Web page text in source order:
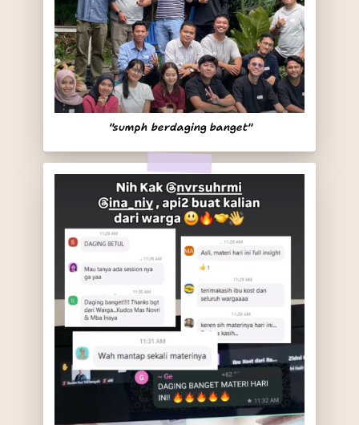
"sumph berdaging banget"